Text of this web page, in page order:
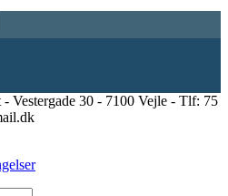
Vestergade 30 - 7100 Vejle - Tlf: 75